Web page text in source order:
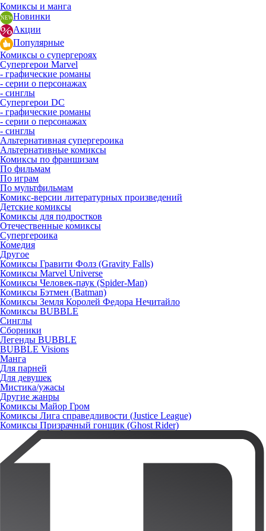
Комиксы и манга
Новинки
Акции
Популярные
Комиксы о супергероях
Супергерои Marvel
- графические романы
- серии о персонажах
- синглы
Супергерои DC
- графические романы
- серии о персонажах
- синглы
Альтернативная супергероика
Альтернативные комиксы
Комиксы по франшизам
По фильмам
По играм
По мультфильмам
Комикс-версии литературных произведений
Детские комиксы
Комиксы для подростков
Отечественные комиксы
Супергероика
Комедия
Другое
Комиксы Гравити Фолз (Gravity Falls)
Комиксы Marvel Universe
Комиксы Человек-паук (Spider-Man)
Комиксы Бэтмен (Batman)
Комиксы Земля Королей Федора Нечитайло
Комиксы BUBBLE
Синглы
Сборники
Легенды BUBBLE
BUBBLE Visions
Манга
Для парней
Для девушек
Мистика/ужасы
Другие жанры
Комиксы Майор Гром
Комиксы Лига справедливости (Justice League)
Комиксы Призрачный гонщик (Ghost Rider)